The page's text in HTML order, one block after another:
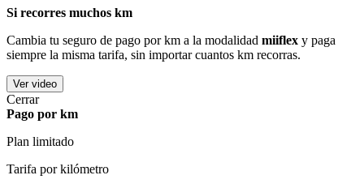
Si recorres muchos km
Cambia tu seguro de pago por km a la modalidad miiflex y paga
siempre la misma tarifa, sin importar cuantos km recorras.
Ver video
Cerrar
Pago por km
Plan limitado
Tarifa por kilómetro